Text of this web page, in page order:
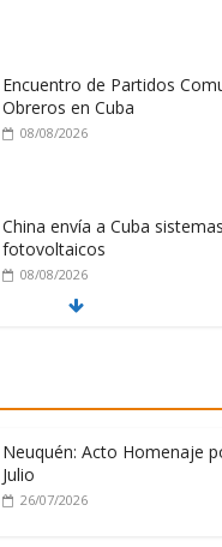
Encuentro de Partidos
Obreros en Cuba
08/08/2026
China envía a Cuba
fotovoltaicos
08/08/2026
Cuba
Neuquén: Acto Homenaje
Julio
26/07/2026